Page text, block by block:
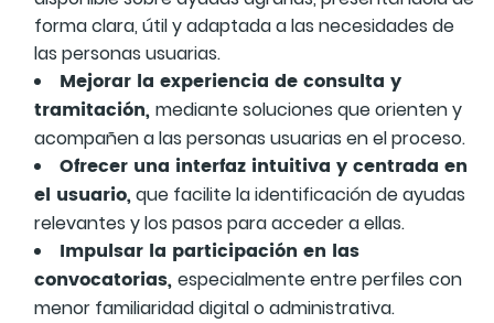
forma clara, útil y adaptada a las necesidades de
las personas usuarias.
Mejorar la experiencia de consulta y
tramitación, mediante soluciones que orienten y
acompañen a las personas usuarias en el proceso.
Ofrecer una interfaz intuitiva y centrada en
el usuario,que facilite la identificación de ayudas
relevantes y los pasos para acceder a ellas.
Impulsar la participación en las
convocatorias, especialmente entre perfiles con
menor familiaridad digital o administrativa.